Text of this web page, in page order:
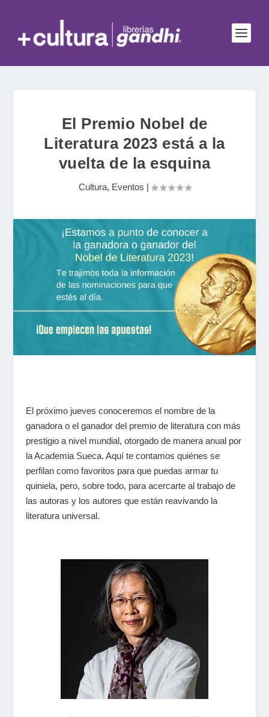
El Premio Nobel de
Literatura 2023 está a la
vuelta de la esquina
Cultura, Eventos |
El próximo jueves conoceremos el nombre de la
ganadora o el ganador del premio de literatura con más
prestigio a nivel mundial, otorgado de manera anual por
la Academia Sueca. Aquí te contamos quiénes se
perfilan como favoritos para que puedas armar tu
quiniela, pero, sobre todo, para acercarte al trabajo de
las autoras y los autores que están reavivando la
literatura universal.